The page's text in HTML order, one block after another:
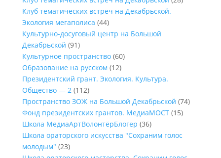
Клуб тематических встреч на Декабрьской.
Экология мегаполиса (44)
Культурно-досуговый центр на Большой
Декабрьской (91)
Культурное пространство(60)
Образование на русском (12)
Президентский грант. Экология. Культура.
Общество — 2(112)
Пространство ЗОЖ на Большой Декабрьской (74)
Фонд президентских грантов. МедиаМОСТ(15)
Школа МедиаАртВолонтёрБлогер (36)
Школа ораторского искусства "Сохраним голос
молодым" (23)